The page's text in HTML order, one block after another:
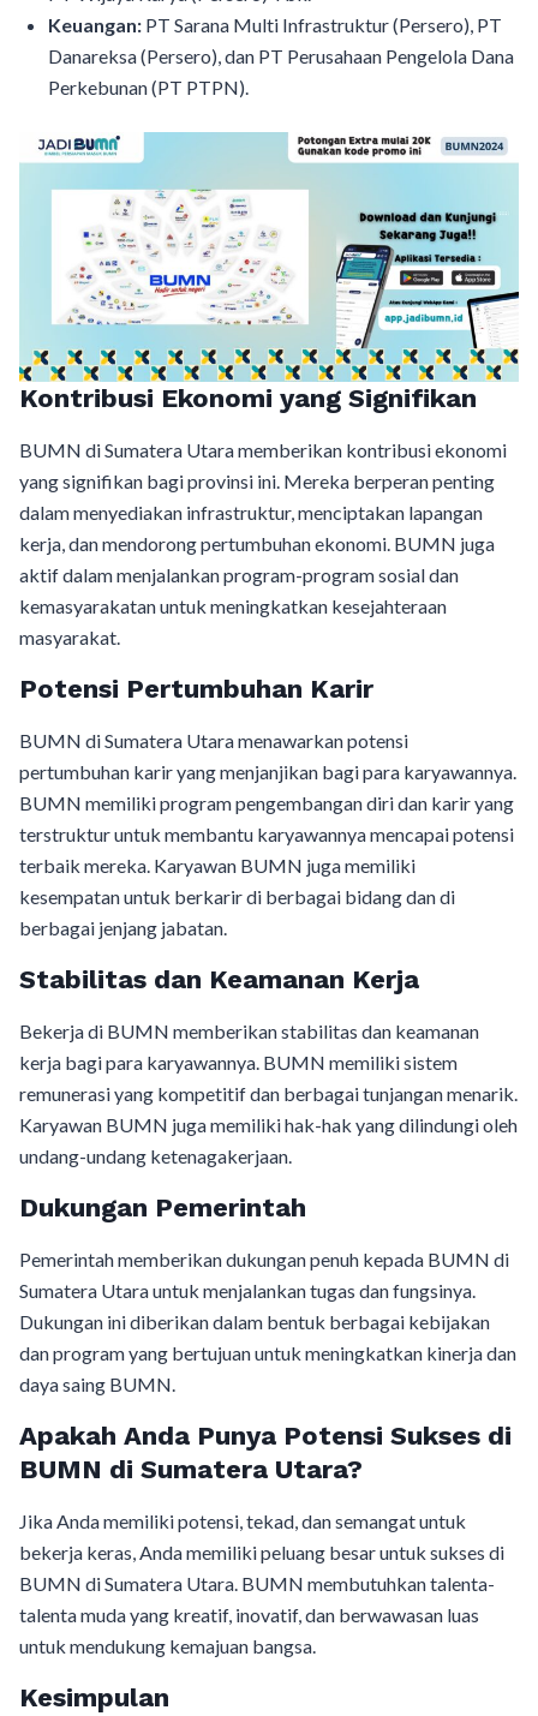
Keuangan: PT Sarana Multi Infrastruktur (Persero), PT
Danareksa (Persero), dan PT Perusahaan Pengelola Dana
Perkebunan (PT PTPN).
Kontribusi Ekonomi yang Signifikan
BUMN di Sumatera Utara memberikan kontribusi ekonomi
yang signifikan bagi provinsi ini. Mereka berperan penting
dalam menyediakan infrastruktur, menciptakan lapangan
kerja, dan mendorong pertumbuhan ekonomi. BUMN juga
aktif dalam menjalankan program-program sosial dan
kemasyarakatan untuk meningkatkan kesejahteraan
masyarakat.
Potensi Pertumbuhan Karir
BUMN di Sumatera Utara menawarkan potensi
pertumbuhan karir yang menjanjikan bagi para karyawannya.
BUMN memiliki program pengembangan diri dan karir yang
terstruktur untuk membantu karyawannya mencapai potensi
terbaik mereka. Karyawan BUMN juga memiliki
kesempatan untuk berkarir di berbagai bidang dan di
berbagai jenjang jabatan.
Stabilitas dan Keamanan Kerja
Bekerja di BUMN memberikan stabilitas dan keamanan
kerja bagi para karyawannya. BUMN memiliki sistem
remunerasi yang kompetitif dan berbagai tunjangan menarik.
Karyawan BUMN juga memiliki hak-hak yang dilindungi oleh
undang-undang ketenagakerjaan.
Dukungan Pemerintah
Pemerintah memberikan dukungan penuh kepada BUMN di
Sumatera Utara untuk menjalankan tugas dan fungsinya.
Dukungan ini diberikan dalam bentuk berbagai kebijakan
dan program yang bertujuan untuk meningkatkan kinerja dan
daya saing BUMN.
Apakah Anda Punya Potensi Sukses di
BUMN di Sumatera Utara?
Jika Anda memiliki potensi, tekad, dan semangat untuk
bekerja keras, Anda memiliki peluang besar untuk sukses di
BUMN di Sumatera Utara. BUMN membutuhkan talenta-
talenta muda yang kreatif, inovatif, dan berwawasan luas
untuk mendukung kemajuan bangsa.
Kesimpulan